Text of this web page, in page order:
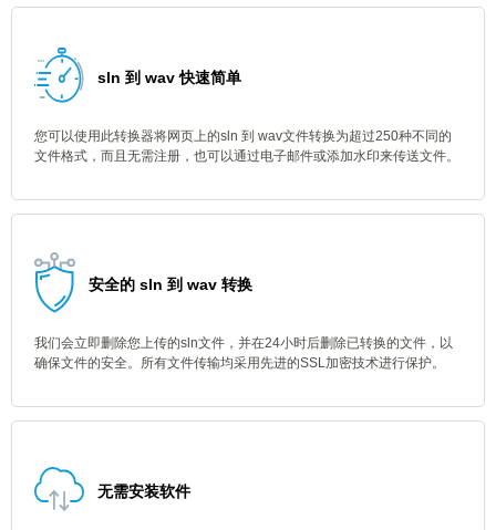
sln 到 wav 快速简单
您可以使用此转换器将网页上的sln 到 wav文件转换为超过250种不同的
文件格式，而且无需注册，也可以通过电子邮件或添加水印来传送文件。
安全的 sln 到 wav 转换
我们会立即删除您上传的sln文件，并在24小时后删除已转换的文件，以
确保文件的安全。所有文件传输均采用先进的SSL加密技术进行保护。
无需安装软件